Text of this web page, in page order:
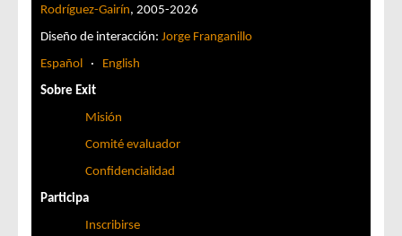
Rodríguez-Gairín, 2005-2026
Diseño de interacción: Jorge Franganillo
Español · English
Sobre Exit
Misión
Comité evaluador
Confidencialidad
Participa
Inscribirse